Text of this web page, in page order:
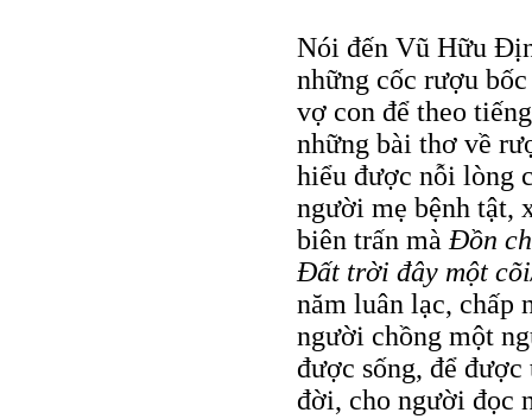
Nói đến Vũ Hữu
những cốc rượu
vợ con để theo
những bài thơ về
hiểu được nỗi lòng
người mẹ bệnh tật,
biên trấn mà Ðồn
Ðất trời đây một
năm luân lạc, chấp
người chồng một
được sống, để
đời, cho người đọc